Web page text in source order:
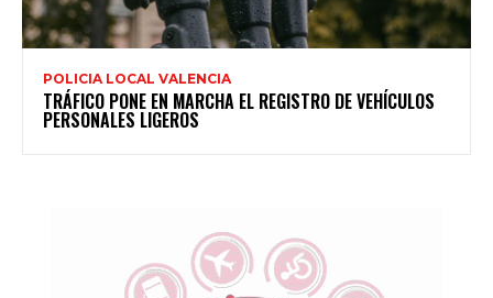
POLICIA LOCAL VALENCIA
TRÁFICO PONE EN MARCHA EL REGISTRO DE VEHÍCULOS
PERSONALES LIGEROS